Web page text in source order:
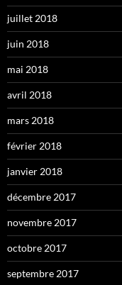
juillet 2018
juin 2018
mai 2018
avril 2018
mars 2018
février 2018
janvier 2018
décembre 2017
novembre 2017
octobre 2017
septembre 2017